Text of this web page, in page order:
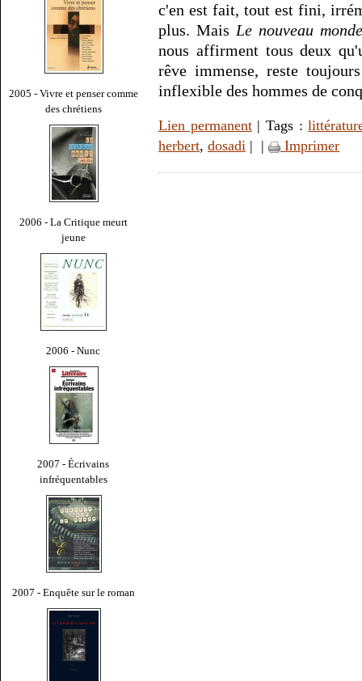
2005 - Vivre et penser comme
des chrétiens
2006 - La Critique meurt
jeune
2006 - Nunc
2007 - Écrivains
infréquentables
2007 - Enquête sur le roman
c'en est fait, tout est fini,
plus. Mais Le nouveau
nous affirment tous deux
rêve immense, reste
inflexible des hommes de
Lien permanent| Tags :
herbert, dosadi | | Imprimer